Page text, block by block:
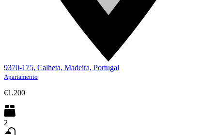
9370-175, Calheta, Madeira, Portugal
Apartamento
€1.200
2